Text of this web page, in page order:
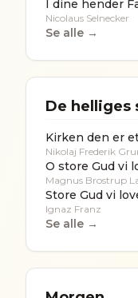
I dine hender
Nicolaus Selnecker
Se alle →
De helliges
Kirken den er
Nikolaj Frederik
O store Gud vi
Magnus Brostrup
Store Gud vi
Ignaz Franz
Se alle →